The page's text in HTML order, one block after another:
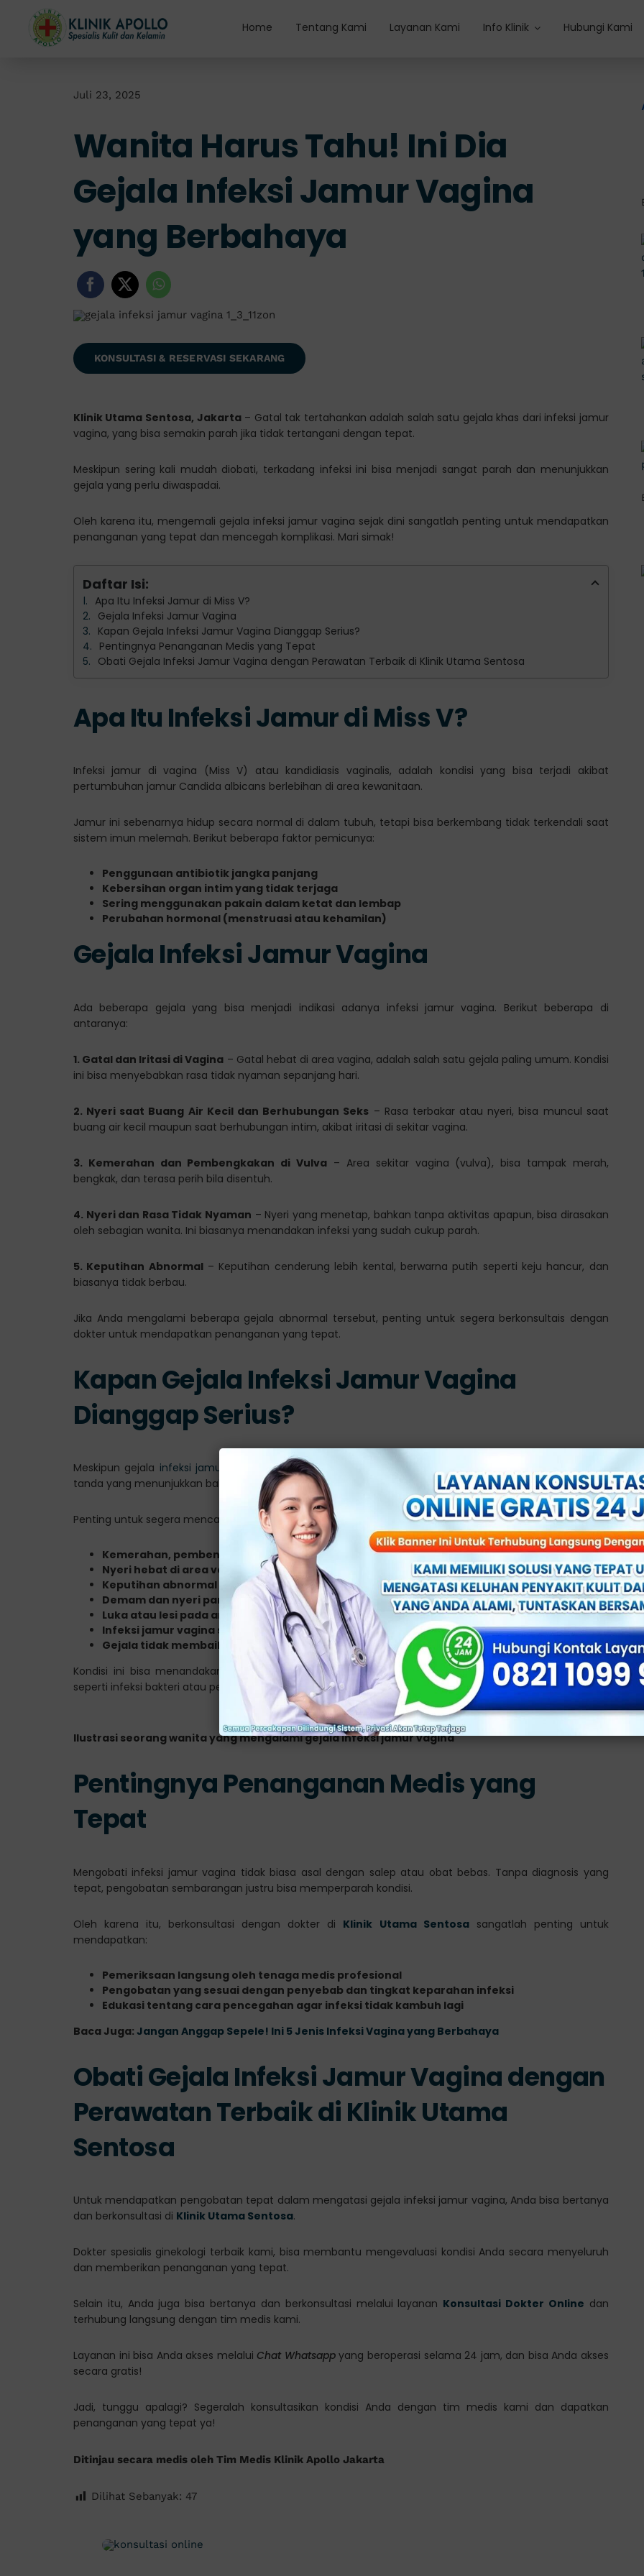
content
Home Tentang Kami Layanan Kami Info Klinik Hubungi Kami
Juli 23, 2025
Wanita Harus Tahu! Ini Dia
Gejala Infeksi Jamur Vagina
yang Berbahaya
KONSULTASI & RESERVASI SEKARANG
Klinik Utama Sentosa, Jakarta– Gatal tak tertahankan adalah salah satu gejala khas dari infeksi jamur
vagina, yang bisa semakin parah jika tidak tertangani dengan tepat.
Meskipun sering kali mudah diobati, terkadang infeksi ini bisa menjadi sangat parah dan menunjukkan
gejala yang perlu diwaspadai.
Oleh karena itu, mengemali gejala infeksi jamur vagina sejak dini sangatlah penting untuk mendapatkan
penanganan yang tepat dan mencegah komplikasi. Mari simak!
Daftar Isi:
Apa Itu Infeksi Jamur di Miss V?
Gejala Infeksi Jamur Vagina
Kapan Gejala Infeksi Jamur Vagina Dianggap Serius?
Pentingnya Penanganan Medis yang Tepat
Obati Gejala Infeksi Jamur Vagina dengan Perawatan Terbaik di Klinik Utama Sentosa
Apa Itu Infeksi Jamur di Miss V?
Infeksi jamur di vagina (Miss V) atau kandidiasis vaginalis, adalah kondisi yang bisa terjadi akibat
pertumbuhan jamur Candida albicans berlebihan di area kewanitaan.
Jamur ini sebenarnya hidup secara normal di dalam tubuh, tetapi bisa berkembang tidak terkendali saat
sistem imun melemah. Berikut beberapa faktor pemicunya:
Penggunaan antibiotik jangka panjang
Kebersihan organ intim yang tidak terjaga
Sering menggunakan pakain dalam ketat dan lembap
Perubahan hormonal (menstruasi atau kehamilan)
Gejala Infeksi Jamur Vagina
Ada beberapa gejala yang bisa menjadi indikasi adanya infeksi jamur vagina. Berikut beberapa di
antaranya:
1. Gatal dan Iritasi di Vagina – Gatal hebat di area vagina, adalah salah satu gejala paling umum. Kondisi
ini bisa menyebabkan rasa tidak nyaman sepanjang hari.
2. Nyeri saat Buang Air Kecil dan Berhubungan Seks – Rasa terbakar atau nyeri, bisa muncul saat
buang air kecil maupun saat berhubungan intim, akibat iritasi di sekitar vagina.
3. Kemerahan dan Pembengkakan di Vulva – Area sekitar vagina (vulva), bisa tampak merah,
bengkak, dan terasa perih bila disentuh.
4. Nyeri dan Rasa Tidak Nyaman – Nyeri yang menetap, bahkan tanpa aktivitas apapun, bisa dirasakan
oleh sebagian wanita. Ini biasanya menandakan infeksi yang sudah cukup parah.
5. Keputihan Abnormal– Keputihan cenderung lebih kental, berwarna putih seperti keju hancur, dan
biasanya tidak berbau.
Jika Anda mengalami beberapa gejala abnormal tersebut, penting untuk segera berkonsultais dengan
dokter untuk mendapatkan penanganan yang tepat.
Kapan Gejala Infeksi Jamur Vagina
Dianggap Serius?
Meskipun gejala infeksi jamur vagina
sering kali ringan dan tidak dianggap serius, tetapi ada beberapa
tanda yang menunjukkan bahwa kondisi ini perlu mendapatkan perawatan segera.
Penting untuk segera mencari pertolongan medis, terutama jika Anda mengalami gejala berikut:
Kemerahan, pembengkakan, dan gatal parah
Nyeri hebat di area vagina
Keputihan abnormal semakin parah
Demam dan nyeri panggul
Luka atau lesi pada area genital
Infeksi jamur vagina sering kambuh
Gejala tidak membaik setelah diobati
Kondisi ini bisa menandakan infeksi jamur yang menyebar atau adanya infeksi lain yang menyertai,
seperti infeksi bakteri atau penyakit menular seksual (PMS).
Ilustrasi seorang wanita yang mengalami gejala infeksi jamur vagina
Pentingnya Penanganan Medis yang
Tepat
Mengobati infeksi jamur vagina tidak biasa asal dengan salep atau obat bebas. Tanpa diagnosis yang
tepat, pengobatan sembarangan justru bisa memperparah kondisi.
Oleh karena itu, berkonsultasi dengan dokter di Klinik Utama Sentosasangatlah penting untuk
mendapatkan:
Pemeriksaan langsung oleh tenaga medis profesional
Pengobatan yang sesuai dengan penyebab dan tingkat keparahan infeksi
Edukasi tentang cara pencegahan agar infeksi tidak kambuh lagi
Baca Juga: Jangan Anggap Sepele! Ini 5 Jenis Infeksi Vagina yang Berbahaya
Obati Gejala Infeksi Jamur Vagina dengan
Perawatan Terbaik di Klinik Utama
Sentosa
Untuk mendapatkan pengobatan tepat dalam mengatasi gejala infeksi jamur vagina, Anda bisa bertanya
dan berkonsultasi di Klinik Utama Sentosa.
Dokter spesialis ginekologi terbaik kami, bisa membantu mengevaluasi kondisi Anda secara menyeluruh
dan memberikan penanganan yang tepat.
Selain itu, Anda juga bisa bertanya dan berkonsultasi melalui layanan Konsultasi Dokter Online dan
terhubung langsung dengan tim medis kami.
Layanan ini bisa Anda akses melaluiChat Whatsappyang beroperasi selama 24 jam, dan bisa Anda akses
secara gratis!
Jadi, tunggu apalagi? Segeralah konsultasikan kondisi Anda dengan tim medis kami dan dapatkan
penanganan yang tepat ya!
Ditinjau secara medis oleh Tim Medis Klinik Apollo Jakarta
Dilihat Sebanyak: 47